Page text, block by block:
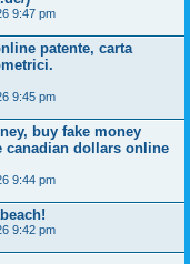
9:47 pm
patente, carta
9:45 pm
buy fake money
canadian dollars online
9:44 pm
9:42 pm